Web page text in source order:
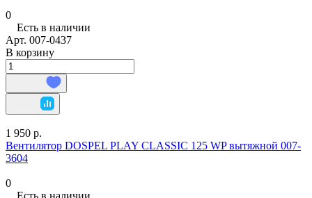
0
Есть в наличии
Арт. 007-0437
В корзину
1 950 р.
Вентилятор DOSPEL PLAY CLASSIC 125 WP вытяжной 007-
3604
0
Есть в наличии